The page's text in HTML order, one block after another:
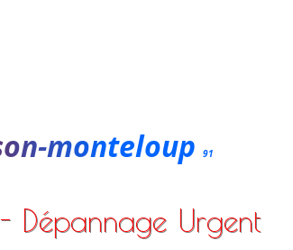
monteloup91
Dépannage Urgent